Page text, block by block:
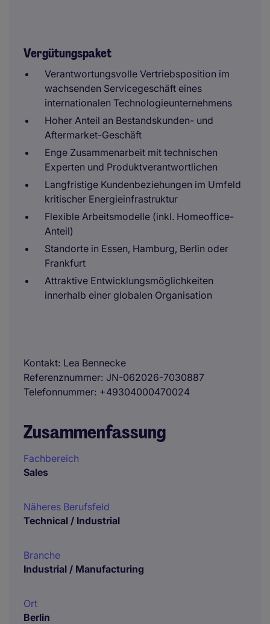
Vergütungspaket
Verantwortungsvolle Vertriebsposition im
wachsenden Servicegeschäft eines
internationalen Technologieunternehmens
Hoher Anteil an Bestandskunden- und
Aftermarket-Geschäft
Enge Zusammenarbeit mit technischen
Experten und Produktverantwortlichen
Langfristige Kundenbeziehungen im Umfeld
kritischer Energieinfrastruktur
Flexible Arbeitsmodelle (inkl. Homeoffice-
Anteil)
Standorte in Essen, Hamburg, Berlin oder
Frankfurt
Attraktive Entwicklungsmöglichkeiten
innerhalb einer globalen Organisation
Kontakt Lea Bennecke
Referenznummer JN-062026-7030887
Telefonnummer +49304000470024
Zusammenfassung
Fachbereich
Sales
Näheres Berufsfeld
Technical / Industrial
Branche
Industrial / Manufacturing
Ort
Berlin